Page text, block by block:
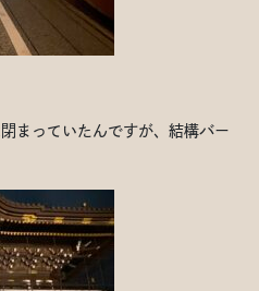
まっていたんですが、結構バー